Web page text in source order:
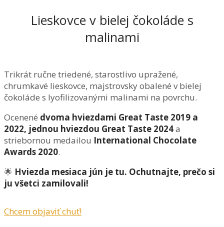
Lieskovce v bielej čokoláde s
malinami
Trikrát ručne triedené, starostlivo upražené,
chrumkavé lieskovce, majstrovsky obalené v bielej
čokoláde s lyofilizovanými malinami na povrchu.
Ocenené dvoma hviezdami Great Taste 2019 a
2022, jednou hviezdou Great Taste 2024a
striebornou medailou International Chocolate
Awards 2020.
🌟 Hviezda mesiaca jún je tu. Ochutnajte, prečo si
ju všetci zamilovali!
Chcem objaviť chuť!